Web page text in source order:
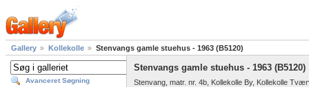
Gallery Kollekolle Stenvangs gamle stuehus - 1963 (B5120)
Avanceret Søgning
Stenvangs gamle stuehus - 1963 (B5120)
Stenvang, matr. nr. 4b, Kollekolle By, Kollekolle